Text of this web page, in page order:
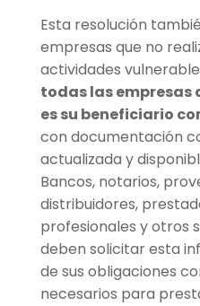
Esta resolución
empresas que no
actividades
todas las empresas
es su beneficiario
con documentación
actualizada y
Bancos, notarios,
distribuidores,
profesionales y otros
deben solicitar esta
de sus obligaciones
necesarios para